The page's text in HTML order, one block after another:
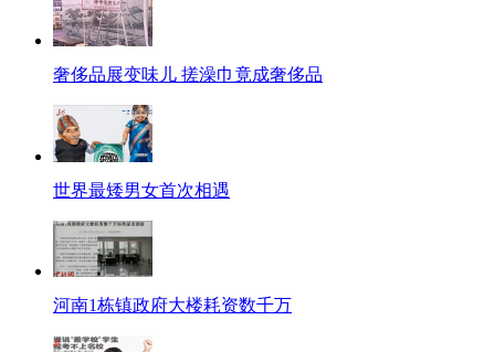
奢侈品展变味儿 搓澡巾竟成奢侈品
世界最矮男女首次相遇
河南1栋镇政府大楼耗资数千万